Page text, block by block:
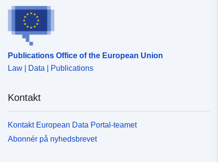
Publications Office of the European Union
Law | Data | Publications
Kontakt
Kontakt European Data Portal-teamet
Abonnér på nyhedsbrevet